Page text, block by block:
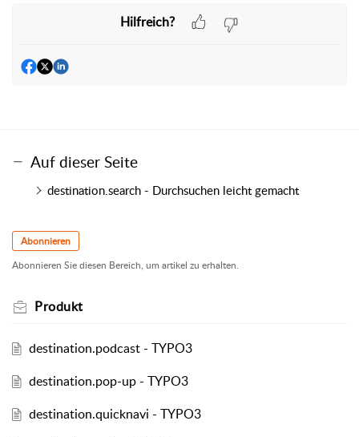
Hilfreich?
Auf dieser Seite
destination.search - Durchsuchen leicht gemacht
Abonnieren
Abonnieren Sie diesen Bereich, um artikel zu erhalten.
Produkt
destination.podcast - TYPO3
destination.pop-up - TYPO3
destination.quicknavi - TYPO3